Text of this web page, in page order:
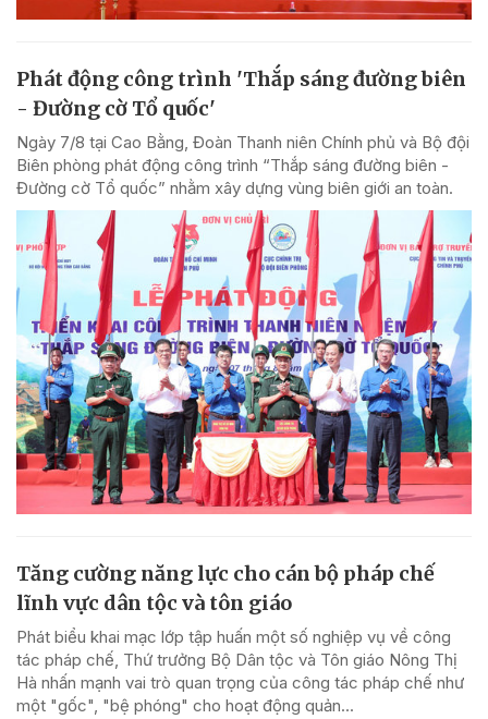
Phát động công trình 'Thắp sáng đường biên
- Đường cờ Tổ quốc'
Ngày 7/8 tại Cao Bằng, Đoàn Thanh niên Chính phủ và Bộ đội
Biên phòng phát động công trình “Thắp sáng đường biên -
Đường cờ Tổ quốc” nhằm xây dựng vùng biên giới an toàn.
Tăng cường năng lực cho cán bộ pháp chế
lĩnh vực dân tộc và tôn giáo
Phát biểu khai mạc lớp tập huấn một số nghiệp vụ về công
tác pháp chế, Thứ trưởng Bộ Dân tộc và Tôn giáo Nông Thị
Hà nhấn mạnh vai trò quan trọng của công tác pháp chế như
một "gốc", "bệ phóng" cho hoạt động quản...